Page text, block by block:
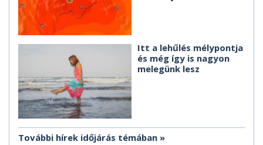
Itt a lehűlés mélypontja
és még így is nagyon
melegünk lesz
További hírek időjárás témában